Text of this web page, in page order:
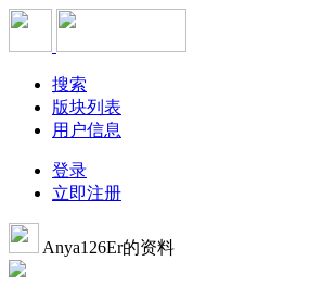
搜索
版块列表
用户信息
登录
立即注册
Anya126Er的资料